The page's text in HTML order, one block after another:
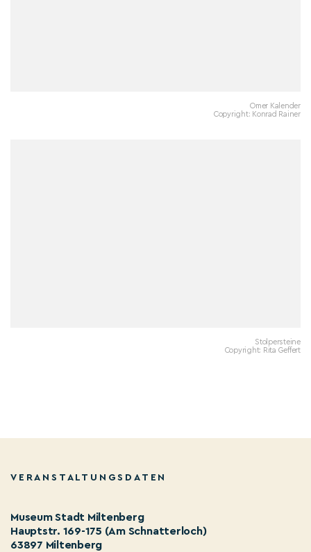
Omer Kalender
Copyright: Konrad Rainer
Stolpersteine
Copyright: Rita Geffert
VERANSTALTUNGSDATEN
Museum Stadt Miltenberg
Hauptstr. 169-175 (Am Schnatterloch)
63897 Miltenberg